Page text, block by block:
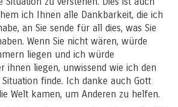
ich Ihnen alle Dankbarkeit, die ich
an Sie sende für all dies, was Sie
Wenn Sie nicht wären, würde
liegen und ich würde
ihnen liegen, unwissend wie ich den
finde. Ich danke auch Gott
Welt kamen, um Anderen zu helfen.